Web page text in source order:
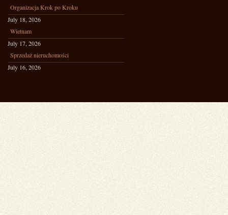
Organizacja Krok po Kroku
July 18, 2026
Wietnam
July 17, 2026
Sprzedaż nieruchomości
July 16, 2026